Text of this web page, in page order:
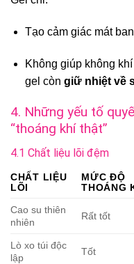
Tạo cảm giác mát
Không giúp không
gel còn giữ nhiệt về
4. Những yếu tố
“thoáng khí thật”
4.1 Chất liệu lõi đệm
CHẤT LIỆU
LÕI
MỨC ĐỘ
THOÁNG
Cao su thiên
nhiên
Rất tốt
Lò xo túi độc
lập
Tốt